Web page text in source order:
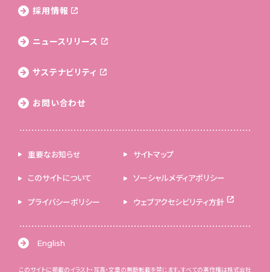
採用情報
ニュースリリース
サステナビリティ
お問い合わせ
重要なお知らせ サイトマップ
このサイトについて ソーシャルメディアポリシー
プライバシーポリシー ウェブアクセシビリティ方針
English
このサイトに掲載のイラスト・写真・文章の無断転載を禁じます。すべての著作権は株式会社